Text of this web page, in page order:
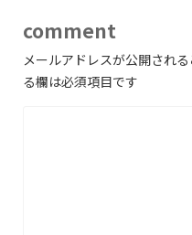
comment
メールアドレスが公開される
る欄は必須項目です